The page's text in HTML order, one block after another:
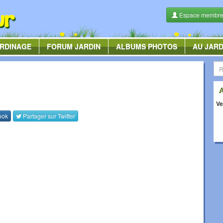
Espace
FORUMJARDIN ALBUMSPHOTOS AU
Partager surTwitter